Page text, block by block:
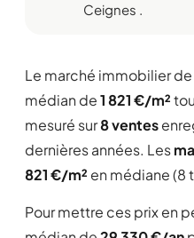
Ceignes .
Le marché immobilier
médian de1 821 €/m²
mesuré sur8 ventes
dernières années. Les
821 €/m² en médiane (8
Pour mettre ces prix en